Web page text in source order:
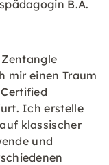
B.A.
mir einen Traum
Ich erstelle
klassischer
und